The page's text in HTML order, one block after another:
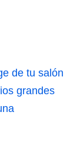
de tu salón
grandes